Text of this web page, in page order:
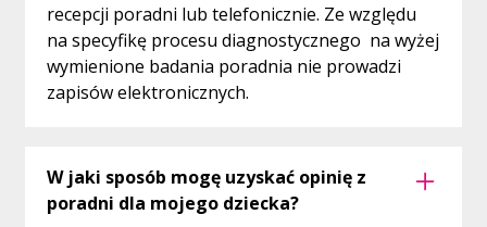
recepcji poradni lub telefonicznie. Ze względu
na specyfikę procesu diagnostycznego na wyżej
wymienione badania poradnia nie prowadzi
zapisów elektronicznych.
W jaki sposób mogę uzyskać opinię z
poradni dla mojego dziecka?